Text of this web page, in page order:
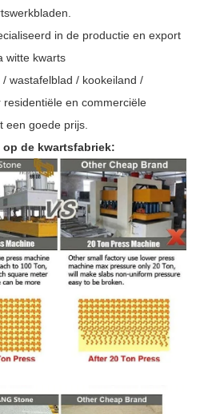
in de productie en export
witte kwarts
wastafelblad / kookeiland /
residentiële en commerciële
een goede prijs.
de kwartsfabriek: